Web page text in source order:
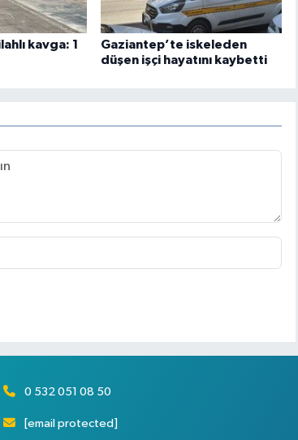
kavga: 1
Gaziantep’te iskeleden
düşen işçi hayatını kaybetti
0 532 051 08 50
[email protected]